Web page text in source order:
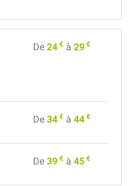
De24 € à29 €
De34 € à44 €
De39 € à45 €